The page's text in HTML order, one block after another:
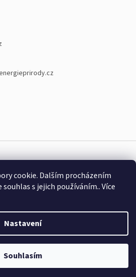
cookie. Dalším procházením
s jejich používáním.. Více
Nastavení
Souhlasím
Štefan Mazáň
. Všechna práva vyhrazena.